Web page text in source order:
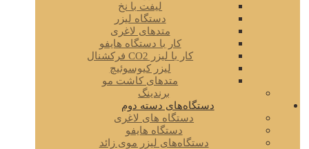
لیفت با نخ
دستگاه لیزر
متدهای لاغری
کار با دستگاه هایفو
کار با لیزر CO2 فرکشنال
لیزر کیوسوئیچ
متدهای کاشت مو
برندینگ
دستگاه‌های دسته دوم
دستگاه های لاغری
دستگاه هایفو
دستگاه‌های لیزر موی زائد